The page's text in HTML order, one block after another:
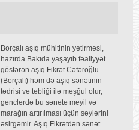
Borçalı aşıq mühitinin yetirməsi,
hazırda Bakıda yaşayıb fəaliyyət
göstərən aşıq Fikrət Cəfəroğlu
(Borçalı) həm də aşıq sənətinin
tədrisi və təbliği ilə məşğul olur,
gənclərdə bu sənətə meyil və
marağın artırılması üçün səylərini
əsirgəmir. Aşıq Fikrətdən sənət